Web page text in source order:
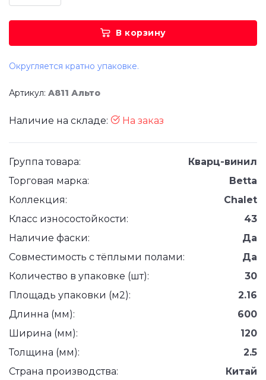
В корзину
Округляется кратно упаковке.
Артикул: A811 Альто
Наличие на складе: На заказ
Группа товара:
Кварц-винил
Торговая марка:
Betta
Коллекция:
Chalet
Класс износостойкости:
43
Наличие фаски:
Да
Совместимость с тёплыми полами:
Да
Количество в упаковке (шт):
30
Площадь упаковки (м2):
2.16
Длинна (мм):
600
Ширина (мм):
120
Толщина (мм):
2.5
Страна производства:
Китай